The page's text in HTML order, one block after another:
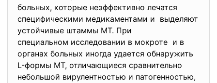
больных, которые неэффективно лечатся
специфическими медикаментами и выделяют
устойчивые штаммы МТ. При
специальном исследовании в мокроте и в
органах больных иногда удается обнаружить
L-формы МТ, отличающиеся сравнительно
небольшой вирулентностью и патогенностью,